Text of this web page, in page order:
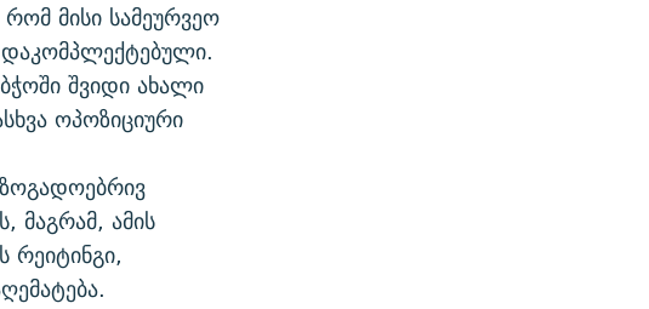
მისი სამეურვეო
დაკომპლექტებული.
შვიდი ახალი
ოპოზიციური
მაგრამ, ამის
რეიტინგი,